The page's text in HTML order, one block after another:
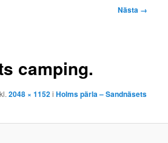
Nästa →
camping.
kl.2048 × 1152iHolms pärla – Sandnäsets